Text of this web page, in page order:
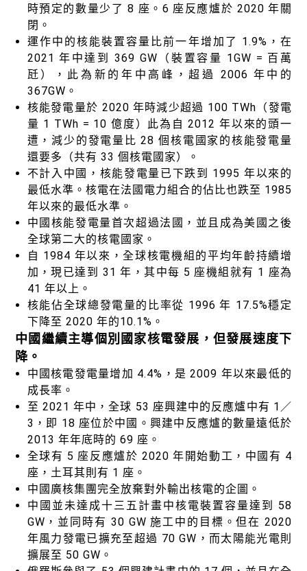
時預定的數量少了 8 座。6 座反應爐於 2020 年關
閉。
運作中的核能裝置容量比前一年增加了 1.9%，在
2021 年中達到 369 GW（裝置容量 1GW = 百萬
瓩），此為新的年中高峰，超過 2006 年中的
367GW。
核能發電量於 2020 年時減少超過 100 TWh（發電
量 1 TWh = 10 億度）此為自 2012 年以來的頭一
遭，減少的發電量比 28 個核電國家的核能發電量
還要多（共有 33 個核電國家）。
不計入中國，核能發電量已下跌到 1995 年以來的
最低水準。核電在法國電力組合的佔比也跌至 1985
年以來的最低水準。
中國核能發電量首次超過法國，並且成為美國之後
全球第二大的核電國家。
自 1984 年以來，全球核電機組的平均年齡持續增
加，現已達到 31 年，其中每 5 座機組就有 1 座為
41 年以上。
核能佔全球總發電量的比率從 1996 年 17.5%穩定
下降至 2020 年的10.1%。
中國繼續主導個別國家核電發展，但發展速度下
降。
中國核電發電量增加 4.4%，是 2009 年以來最低的
成長率。
至 2021 年中，全球 53 座興建中的反應爐中有 1／
3，即 18 座位於中國。興建中反應爐的數量遠低於
2013 年年底時的 69 座。
全球有 5 座反應爐於 2020 年開始動工，中國有 4
座，土耳其則有 1 座。
中國廣核集團完全放棄對外輸出核電的企圖。
中國並未達成十三五計畫中核電裝置容量達到 58
GW，並同時有 30 GW 施工中的目標。但在 2020
年風力發電已擴充至超過 70 GW，而太陽能光電則
擴展至 50 GW。